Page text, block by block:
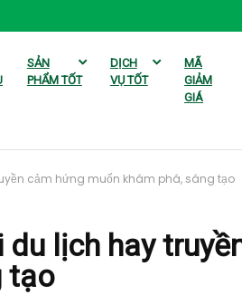
SẢN
PHẨM TỐT
DỊCH
VỤ TỐT
MÃ
GIẢM
GIÁ
cảm hứng muốn khám phá, sáng tạo
lịch hay
tạo